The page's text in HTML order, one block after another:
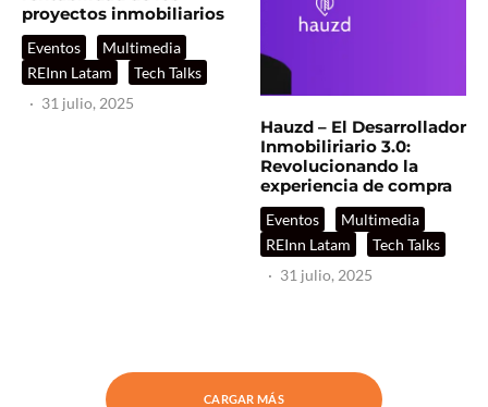
proyectos inmobiliarios
Eventos
Multimedia
REInn Latam
Tech Talks
· 31 julio, 2025
Hauzd – El Desarrollador
Inmobiliriario 3.0:
Revolucionando la
experiencia de compra
Eventos
Multimedia
REInn Latam
Tech Talks
· 31 julio, 2025
CARGAR MÁS